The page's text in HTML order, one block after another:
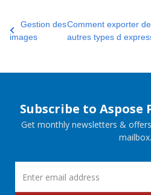
Gestion des
images
Comment exporter
autres types d
Subscribe to Aspose
Get monthly newsletters &
mailbox.